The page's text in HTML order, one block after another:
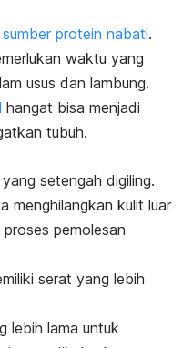
sumber protein nabati.
waktu yang
usus dan lambung.
hangat bisa menjadi
tubuh.
setengah digiling.
menghilangkan kulit luar
pemolesan
serat yang lebih
lebih lama untuk